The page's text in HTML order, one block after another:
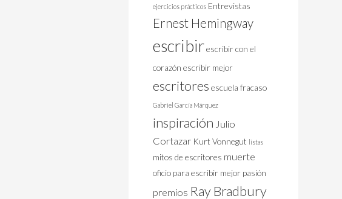
ejercicios prácticos Entrevistas
Ernest Hemingway
escribirescribir con el
corazón escribir mejor
escritores escuela fracaso
Gabriel García Márquez
inspiración Julio
Cortazar Kurt Vonnegut listas
mitos de escritores muerte
oficio para escribir mejor pasión
premios Ray Bradbury